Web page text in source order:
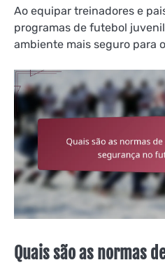
Ao equipar treinadores e
programas de futebol
ambiente mais seguro para
Quais são as normas